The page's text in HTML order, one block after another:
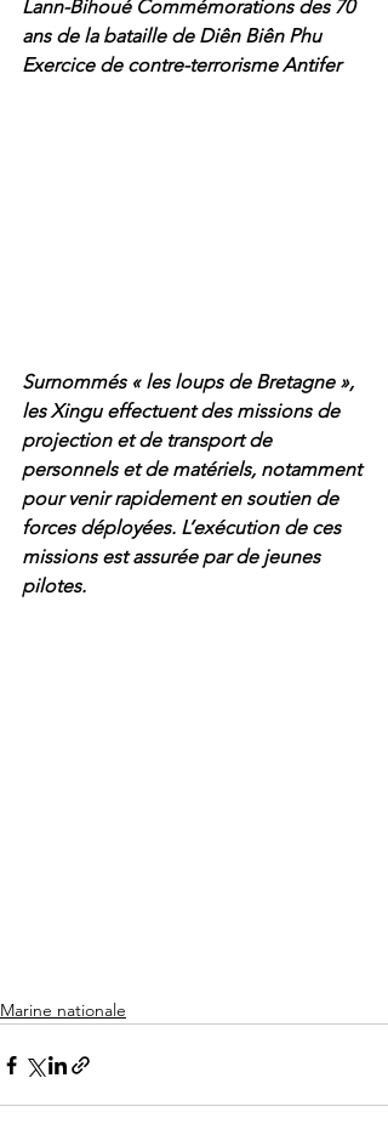
Lann-Bihoué Commémorations des 70
ans de la bataille de Diên Biên Phu
Exercice de contre-terrorisme Antifer
Surnommés « les loups de Bretagne »,
les Xingu effectuent des missions de
projection et de transport de
personnels et de matériels, notamment
pour venir rapidement en soutien de
forces déployées. L’exécution de ces
missions est assurée par de jeunes
pilotes.
Marine nationale